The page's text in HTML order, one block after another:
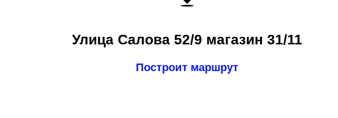
Улица Салова 52/9 магазин 31/11
Построит маршрут